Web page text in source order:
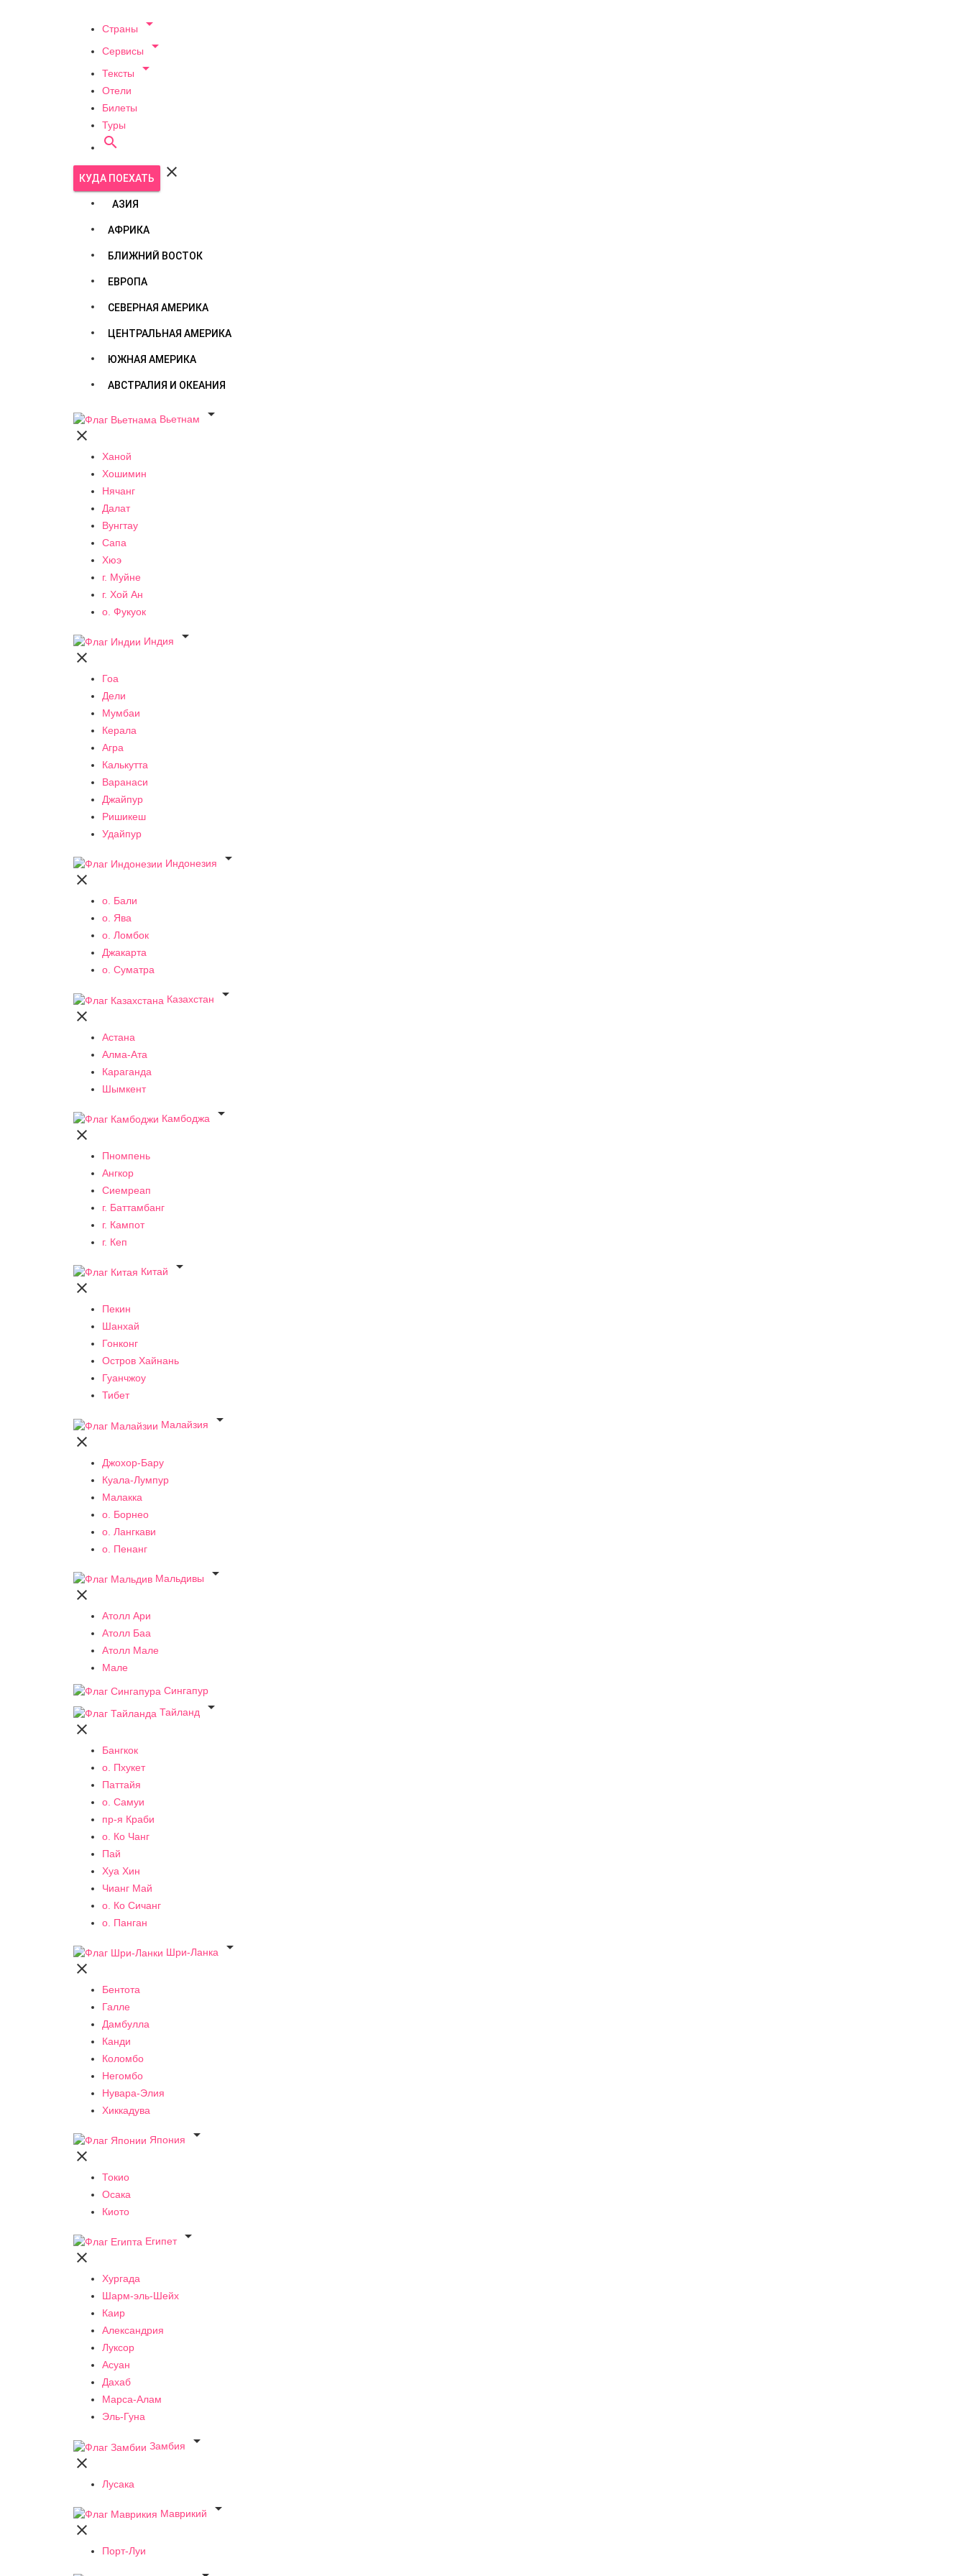
Страны 
Сервисы 
Тексты 
Отели
Билеты
Туры

КУДА ПОЕХАТЬ 
АЗИЯ
АФРИКА
БЛИЖНИЙ ВОСТОК
ЕВРОПА
СЕВЕРНАЯ АМЕРИКА
ЦЕНТРАЛЬНАЯ АМЕРИКА
ЮЖНАЯ АМЕРИКА
АВСТРАЛИЯ И ОКЕАНИЯ
Вьетнам


Ханой
Хошимин
Нячанг
Далат
Вунгтау
Сапа
Хюэ
г. Муйне
г. Хой Ан
о. Фукуок
Индия


Гоа
Дели
Мумбаи
Керала
Агра
Калькутта
Варанаси
Джайпур
Ришикеш
Удайпур
Индонезия


о. Бали
о. Ява
о. Ломбок
Джакарта
о. Суматра
Казахстан


Астана
Алма-Ата
Караганда
Шымкент
Камбоджа


Пномпень
Ангкор
Сиемреап
г. Баттамбанг
г. Кампот
г. Кеп
Китай


Пекин
Шанхай
Гонконг
Остров Хайнань
Гуанчжоу
Тибет
Малайзия


Джохор-Бару
Куала-Лумпур
Малакка
о. Борнео
о. Лангкави
о. Пенанг
Мальдивы


Атолл Ари
Атолл Баа
Атолл Мале
Мале
Сингапур
Тайланд


Бангкок
о. Пхукет
Паттайя
о. Самуи
пр-я Краби
о. Ко Чанг
Пай
Хуа Хин
Чианг Май
о. Ко Сичанг
о. Панган
Шри-Ланка


Бентота
Галле
Дамбулла
Канди
Коломбо
Негомбо
Нувара-Элия
Хиккадува
Япония


Токио
Осака
Киото
Египет


Хургада
Шарм-эль-Шейх
Каир
Александрия
Луксор
Асуан
Дахаб
Марса-Алам
Эль-Гуна
Замбия


Лусака
Маврикий


Порт-Луи